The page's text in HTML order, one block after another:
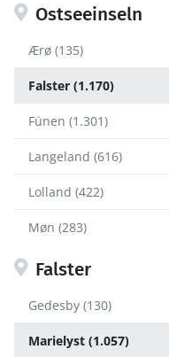
Ostseeinseln
Ærø (135)
Falster (1.170)
Fünen (1.301)
Langeland (616)
Lolland (422)
Møn (283)
Falster
Gedesby (130)
Marielyst (1.057)